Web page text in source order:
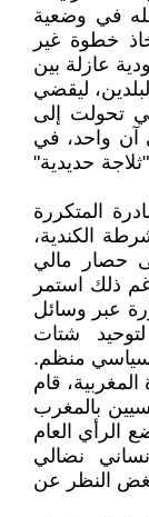
في وضعية
خطوة غير
عازلة بين
ليقضي
تحولت إلى
آن واحد، في
حديدية"
المتكررة
الكندية،
حصار مالي
ذلك استمر
عبر وسائل
شتات
سياسي منظم.
قام
بالمغرب
الرأي العام
نضالي
النظر عن